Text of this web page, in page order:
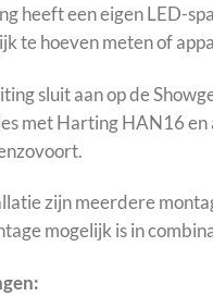
heeft een eigen LED-
te hoeven meten of
sluit aan op de
met Harting HAN16
zijn meerdere
mogelijk is in